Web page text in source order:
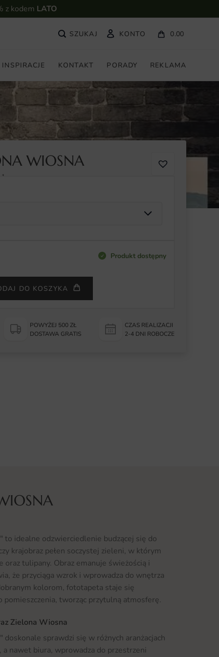
z kodem LATO
KONTO 0.00
INSPIRACJE KONTAKT PORADY REKLAMA
WIOSNA
Produkt dostępny
DO KOSZYKA
POWYŻEJ 500 ZŁ
DOSTAWA GRATIS
CZAS REALIZACJI
2-4 DNI ROBOCZE
to idealne odzwierciedlenie budzącej się do
krajobraz pełen soczystej zieleni, w którym
tulipany. Obraz emanuje świeżością i
że przyciąga wzrok i wprowadza do wnętrza
kolorom, fototapeta staje się
pomieszczenia, tworząc przytulną atmosferę.
Zielona Wiosna
sprawdzi się w różnych aranżacjach
nawet biura, wprowadza do przestrzeni